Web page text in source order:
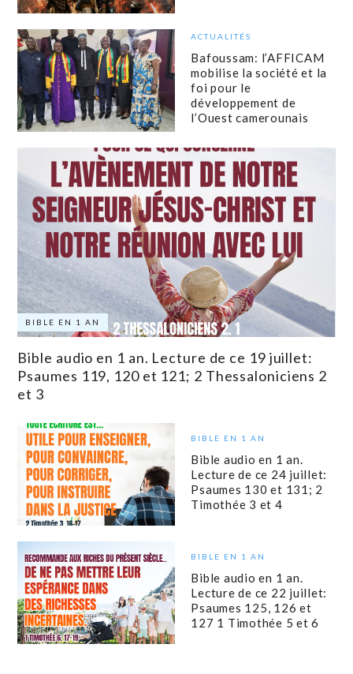
ACTUALITÉS
Bafoussam: l’AFFICAM
mobilise la société et la
foi pour le
développement de
l’Ouest camerounais
BIBLE EN 1 AN
Bible audio en 1 an. Lecture de ce 19 juillet:
Psaumes 119, 120 et 121; 2 Thessaloniciens 2
et 3
BIBLE EN 1 AN
Bible audio en 1 an.
Lecture de ce 24 juillet:
Psaumes 130 et 131; 2
Timothée 3 et 4
BIBLE EN 1 AN
Bible audio en 1 an.
Lecture de ce 22 juillet:
Psaumes 125, 126 et
127 1 Timothée 5 et 6